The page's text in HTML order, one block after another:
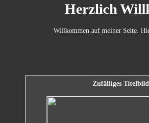
Herzlich
Willkommen auf meiner Seite.
Zufälliges Titelbild